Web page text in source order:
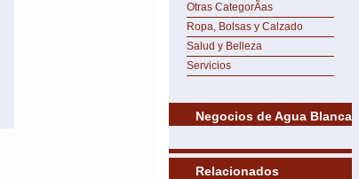
Otras CategorÃ­as
Ropa, Bolsas y Calzado
Salud y Belleza
Servicios
Negocios de Agua Blanca
Relacionados